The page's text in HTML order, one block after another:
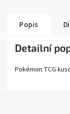
Popis
Detailní
Pokémon TCG